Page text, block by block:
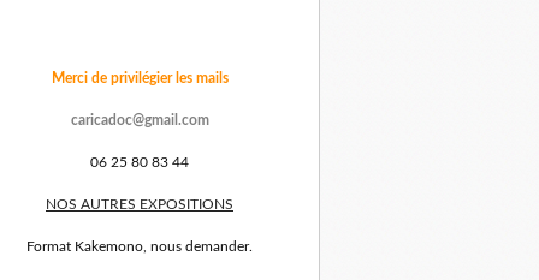
Merci de privilégier les mails
caricadoc@gmail.com
06 25 80 83 44
NOS AUTRES EXPOSITIONS
Format Kakemono, nous demander.